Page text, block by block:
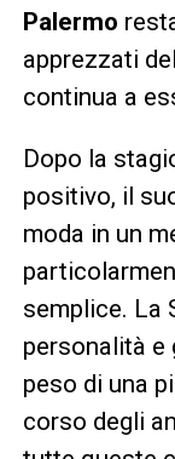
Palermo
apprezzati
continua a
Dopo la
positivo, il
moda in un
semplice. La
personalità e
peso di una
corso degli